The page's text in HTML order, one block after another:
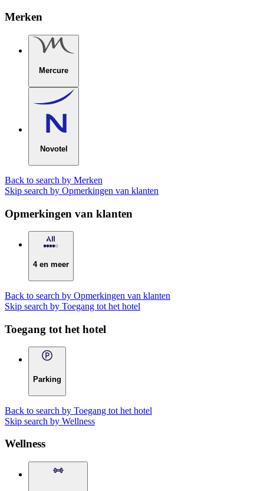
Merken
Mercure
Novotel
Back to search by Merken
Skip search by Opmerkingen van klanten
Opmerkingen van klanten
4 en meer
Back to search by Opmerkingen van klanten
Skip search by Toegang tot het hotel
Toegang tot het hotel
Parking
Back to search by Toegang tot het hotel
Skip search by Wellness
Wellness